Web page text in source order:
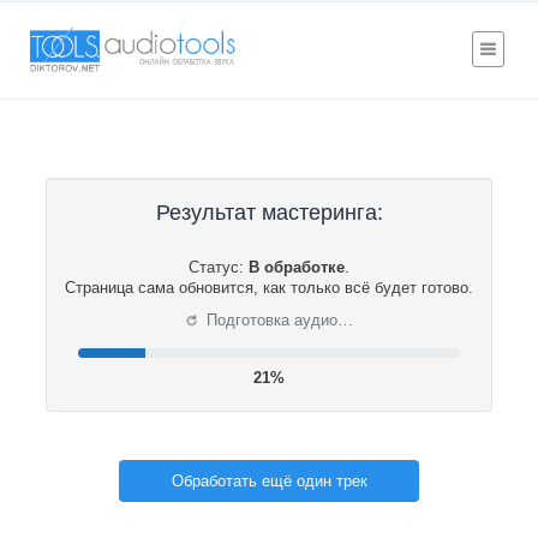
Результат мастеринга:
Статус: В обработке.
Страница сама обновится, как только всё будет готово.
⟳ Подготовка аудио…
21%
Обработать ещё один трек